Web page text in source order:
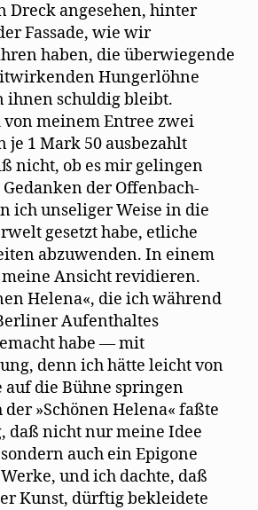
Dreck angesehen, hinter
Fassade, wie wir
haben, die überwiegende
Hungerlöhne
ihnen schuldig bleibt.
meinem Entree zwei
je 1 Mark 50 ausbezahlt
nicht, ob es mir gelingen
der Offenbach-
ich unseliger Weise in die
gesetzt habe, etliche
abzuwenden. In einem
Ansicht revidieren.
Helena«, die ich während
Aufenthaltes
habe — mit
denn ich hätte leicht von
auf die Bühne springen
»Schönen Helena« faßte
daß nicht nur meine Idee
auch ein Epigone
und ich dachte, daß
Kunst, dürftig bekleidete